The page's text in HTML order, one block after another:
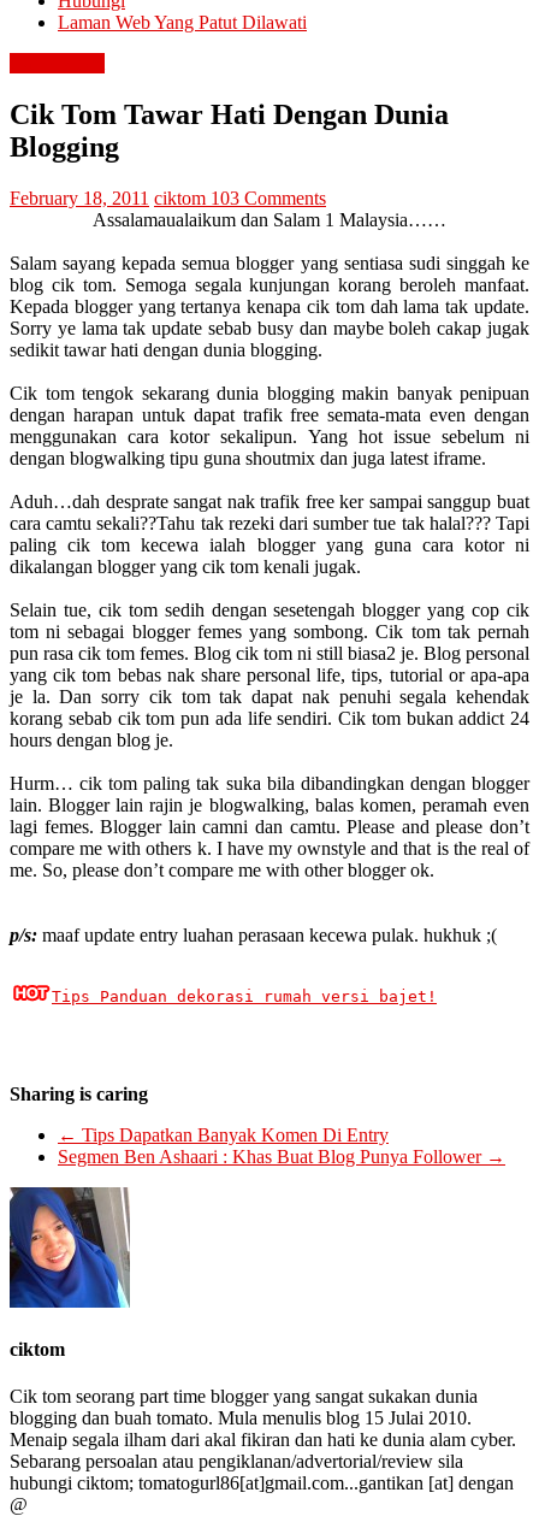
Laman Web Yang Patut Dilawati
Cik Tom Tawar Hati Dengan Dunia
Blogging
February 18, 2011 ciktom 103 Comments
Assalamaualaikum dan Salam 1 Malaysia……
Salam sayang kepada semua blogger yang sentiasa sudi singgah ke
blog cik tom. Semoga segala kunjungan korang beroleh manfaat.
Kepada blogger yang tertanya kenapa cik tom dah lama tak update.
Sorry ye lama tak update sebab busy dan maybe boleh cakap jugak
sedikit tawar hati dengan dunia blogging.
Cik tom tengok sekarang dunia blogging makin banyak penipuan
dengan harapan untuk dapat trafik free semata-mata even dengan
menggunakan cara kotor sekalipun. Yang hot issue sebelum ni
dengan blogwalking tipu guna shoutmix dan juga latest iframe.
Aduh…dah desprate sangat nak trafik free ker sampai sanggup buat
cara camtu sekali??Tahu tak rezeki dari sumber tue tak halal??? Tapi
paling cik tom kecewa ialah blogger yang guna cara kotor ni
dikalangan blogger yang cik tom kenali jugak.
Selain tue, cik tom sedih dengan sesetengah blogger yang cop cik
tom ni sebagai blogger femes yang sombong. Cik tom tak pernah
pun rasa cik tom femes. Blog cik tom ni still biasa2 je. Blog personal
yang cik tom bebas nak share personal life, tips, tutorial or apa-apa
je la. Dan sorry cik tom tak dapat nak penuhi segala kehendak
korang sebab cik tom pun ada life sendiri. Cik tom bukan addict 24
hours dengan blog je.
Hurm… cik tom paling tak suka bila dibandingkan dengan blogger
lain. Blogger lain rajin je blogwalking, balas komen, peramah even
lagi femes. Blogger lain camni dan camtu. Please and please don’t
compare me with others k. I have my ownstyle and that is the real of
me. So, please don’t compare me with other blogger ok.
p/s: maaf update entry luahan perasaan kecewa pulak. hukhuk ;(
Tips Panduan dekorasi rumah versi bajet!
Sharing is caring
← Tips Dapatkan Banyak Komen Di Entry
Segmen Ben Ashaari : Khas Buat Blog Punya Follower →
ciktom
Cik tom seorang part time blogger yang sangat sukakan dunia
blogging dan buah tomato. Mula menulis blog 15 Julai 2010.
Menaip segala ilham dari akal fikiran dan hati ke dunia alam cyber.
Sebarang persoalan atau pengiklanan/advertorial/review sila
hubungi ciktom; tomatogurl86[at]gmail.com...gantikan [at] dengan
@